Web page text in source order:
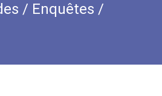
/ Enquêtes /